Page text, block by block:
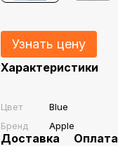
Узнать цену
Характеристики
Цвет
Blue
Бренд
Apple
Доставка Оплата